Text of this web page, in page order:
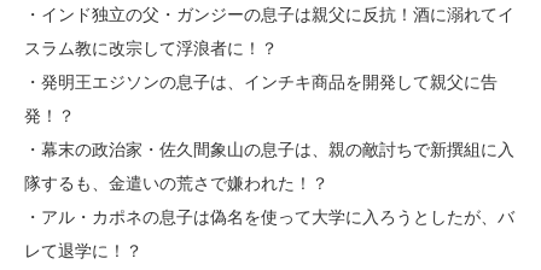
・インド独立の父・ガンジーの息子は親父に反抗！酒に溺れてイ
スラム教に改宗して浮浪者に！？
・発明王エジソンの息子は、インチキ商品を開発して親父に告
発！？
・幕末の政治家・佐久間象山の息子は、親の敵討ちで新撰組に入
隊するも、金遣いの荒さで嫌われた！？
・アル・カポネの息子は偽名を使って大学に入ろうとしたが、バ
レて退学に！？